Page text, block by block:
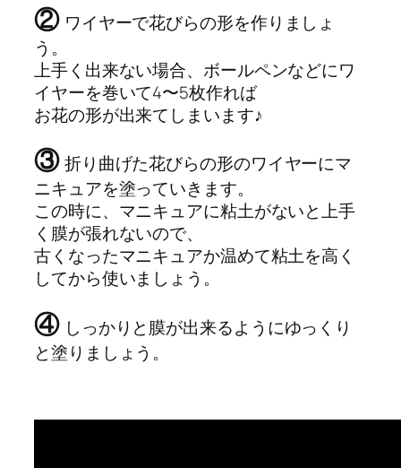
② ワイヤーで花びらの形を作りましょ
う。
上手く出来ない場合、ボールペンなどにワ
イヤーを巻いて4〜5枚作れば
お花の形が出来てしまいます♪
③ 折り曲げた花びらの形のワイヤーにマ
ニキュアを塗っていきます。
この時に、マニキュアに粘土がないと上手
く膜が張れないので、
古くなったマニキュアか温めて粘土を高く
してから使いましょう。
④ しっかりと膜が出来るようにゆっくり
と塗りましょう。